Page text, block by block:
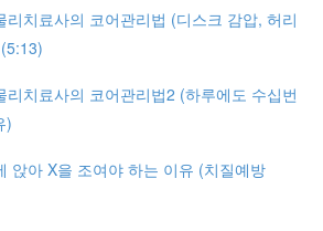
리치료사의 코어관리법 (디스크 감압, 허리
리치료사의 코어관리법2 (하루에도 수십번
)
앉아 X을 조여야 하는 이유 (치질예방